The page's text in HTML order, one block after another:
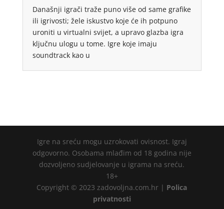
Današnji igrači traže puno više od same grafike
ili igrivosti; žele iskustvo koje će ih potpuno
uroniti u virtualni svijet, a upravo glazba igra
ključnu ulogu u tome. Igre koje imaju
soundtrack kao u
Igre na sreću mogu uzrokovati ovisnost. Igraj
odgovorno. Osobama mlađim od 18 godina nije
dozvoljeno sudjelovanje u igrama na sreću.
18+
Copyright © 2023 zadovoljna.com.hr | Polica
privatnosti